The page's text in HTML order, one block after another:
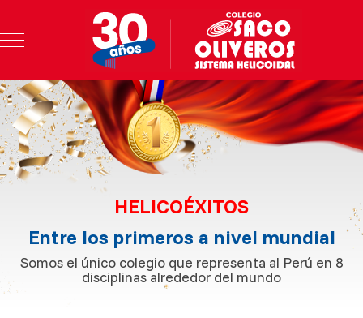
Mobile Menu Toggle
HELICOÉXITOS
Entre los primeros a nivel mundial
Somos el único colegio que representa al Perú en 8
disciplinas alrededor del mundo